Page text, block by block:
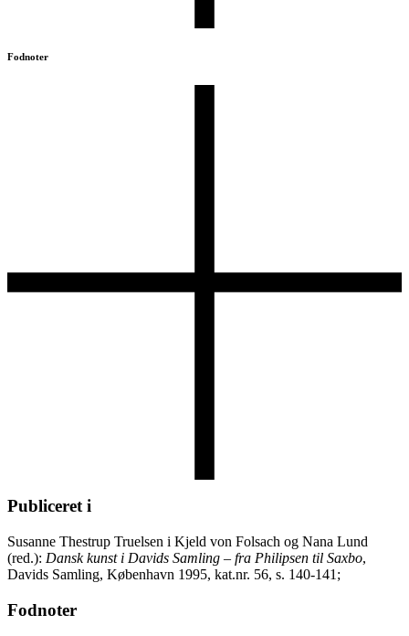
Fodnoter
Publiceret i
Susanne Thestrup Truelsen i Kjeld von Folsach og Nana Lund
(red.): Dansk kunst i Davids Samling – fra Philipsen til Saxbo,
Davids Samling, København 1995, kat.nr. 56, s. 140-141;
Fodnoter